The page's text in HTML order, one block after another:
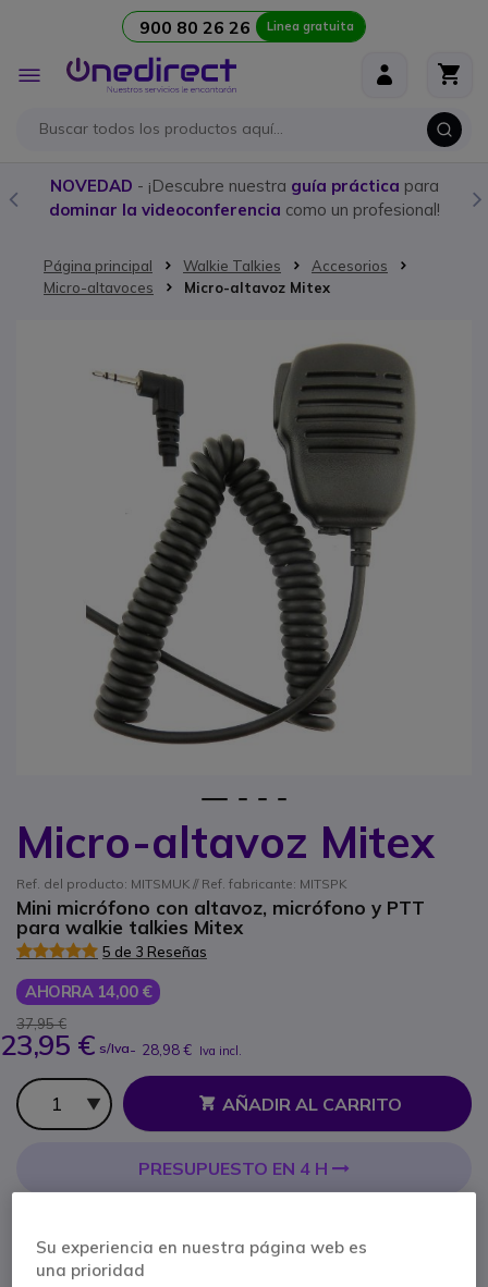
900 80 26 26 Linea gratuita
Toggle
Nav
NOVEDAD - ¡Descubre nuestra guía práctica para
dominar la videoconferencia como un profesional!
Página principal Walkie Talkies
Accesorios
Micro-altavoces
Micro-altavoz Mitex
Micro-altavoz Mitex
Ref. del producto: MITSMUK // Ref. fabricante: MITSPK
Mini micrófono con altavoz, micrófono y PTT
para walkie talkies Mitex
5 de 3 Reseñas
AHORRA 14,00 €
37,95 €
23,95 € s/Iva- 28,98 € Iva incl.
Cantidad
AÑADIR AL CARRITO
PRESUPUESTO EN 4 H
1 año de garantía
Saltar al comienzo de la galería de imágenes
Su experiencia en nuestra página web es
una prioridad